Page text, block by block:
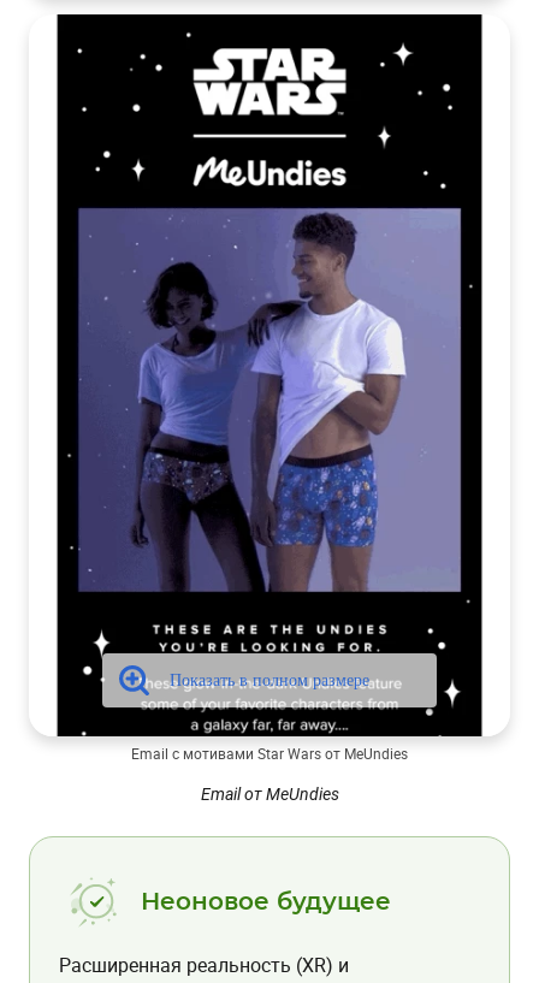
Email с мотивами Star Wars от MeUndies
Email от MeUndies
Неоновое будущее
Расширенная реальность (XR) и